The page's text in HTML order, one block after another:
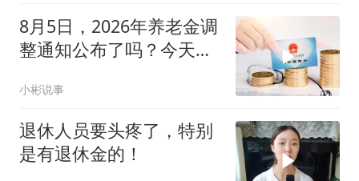
8月5日，2026年养老金调
整通知公布了吗？今天下
小彬说事
退休人员要头疼了，特别
是有退休金的！